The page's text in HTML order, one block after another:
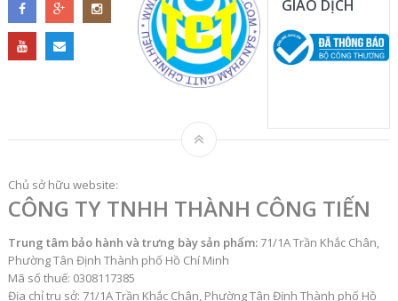
GIAO DỊCH
Chủ sở hữu website:
CÔNG TY TNHH THÀNH CÔNG TIẾN
Trung tâm bảo hành và trưng bày sản phẩm:71/1A Trần Khắc Chân,
Phường Tân Định Thành phố Hồ Chí Minh
Mã số thuế: 0308117385
Địa chỉ trụ sở: 71/1A Trần Khắc Chân, Phường Tân Định Thành phố Hồ